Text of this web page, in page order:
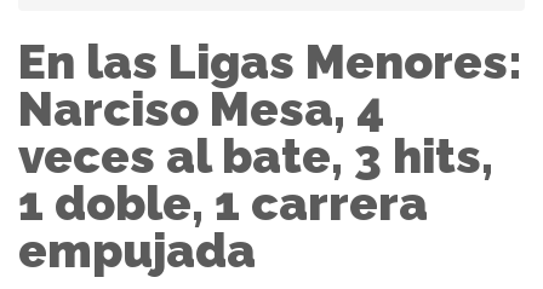
En las Ligas Menores:
Narciso Mesa, 4
veces al bate, 3 hits,
1 doble, 1 carrera
empujada